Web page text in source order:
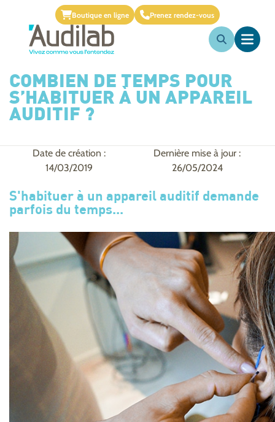
Boutique en ligne Prenez rendez-vous
COMBIEN DE TEMPS POUR
S’HABITUER À UN APPAREIL
AUDITIF ?
Date de création :
14/03/2019
Dernière mise à jour :
26/05/2024
S'habituer à un appareil auditif demande
parfois du temps...